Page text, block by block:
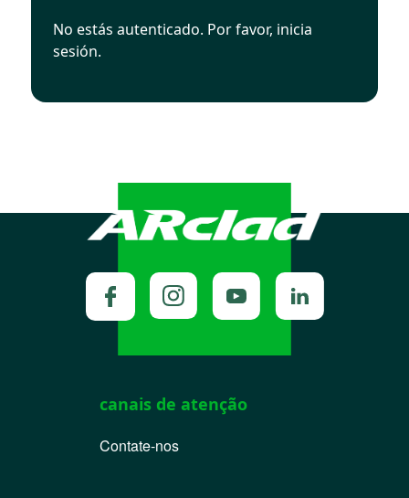
No estás autenticado. Por favor, inicia
sesión.
canais de atenção
Contate-nos